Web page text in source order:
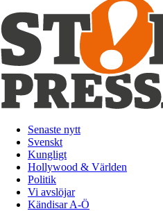
Senaste nytt
Svenskt
Kungligt
Hollywood & Världen
Politik
Vi avslöjar
Kändisar A-Ö